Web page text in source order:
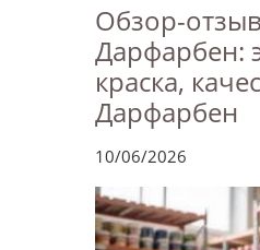
Обзор-
Дарфарбен:
краска,
Дарфарбен
10/06/2026